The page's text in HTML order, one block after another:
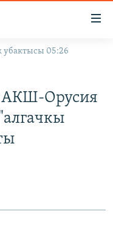
05:26
АКШ-Орусия